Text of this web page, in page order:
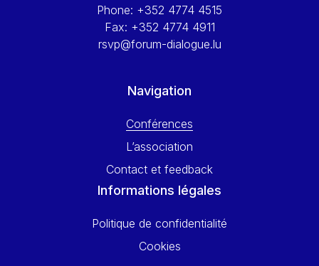
Yossi Beillin
Yves FRANCHET
Phone: +352 4774 4515
Fax: +352 4774 4911
rsvp@forum-dialogue.lu
Navigation
Conférences
L’association
Contact et feedback
Informations légales
Politique de confidentialité
Cookies